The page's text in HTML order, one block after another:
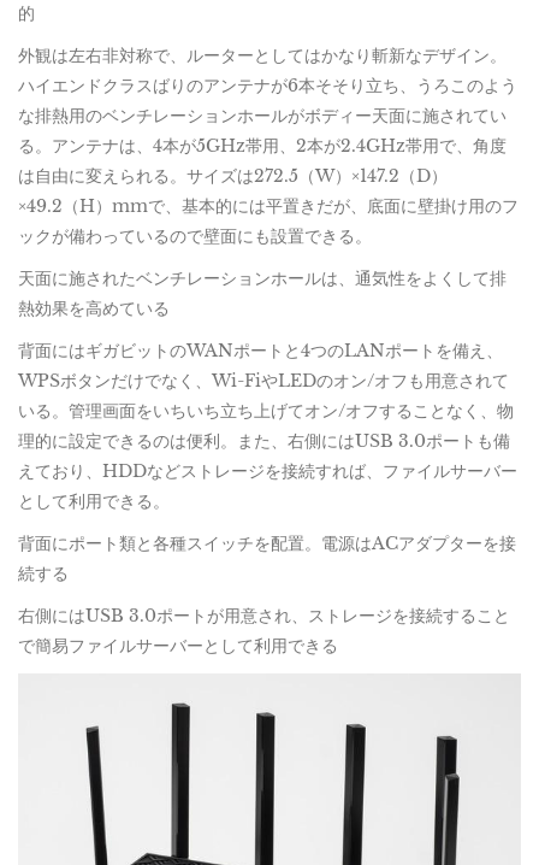
的
外観は左右非対称で、ルーターとしてはかなり斬新なデザイン。
ハイエンドクラスばりのアンテナが6本そそり立ち、うろこのよう
な排熱用のベンチレーションホールがボディー天面に施されてい
る。アンテナは、4本が5GHz帯用、2本が2.4GHz帯用で、角度
は自由に変えられる。サイズは272.5（W）×147.2（D）
×49.2（H）mmで、基本的には平置きだが、底面に壁掛け用のフ
ックが備わっているので壁面にも設置できる。
天面に施されたベンチレーションホールは、通気性をよくして排
熱効果を高めている
背面にはギガビットのWANポートと4つのLANポートを備え、
WPSボタンだけでなく、Wi-FiやLEDのオン/オフも用意されて
いる。管理画面をいちいち立ち上げてオン/オフすることなく、物
理的に設定できるのは便利。また、右側にはUSB 3.0ポートも備
えており、HDDなどストレージを接続すれば、ファイルサーバー
として利用できる。
背面にポート類と各種スイッチを配置。電源はACアダプターを接
続する
右側にはUSB 3.0ポートが用意され、ストレージを接続すること
で簡易ファイルサーバーとして利用できる